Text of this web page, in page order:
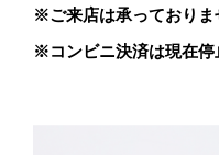
※ご来店は承っておりま
※コンビニ決済は現在停